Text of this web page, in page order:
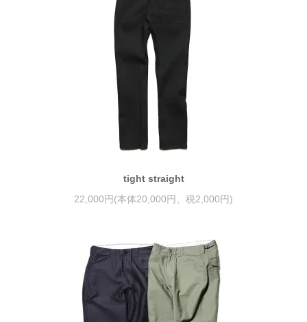
tight straight
22,000円(本体20,000円、税2,000円)